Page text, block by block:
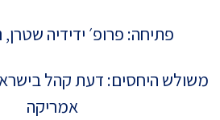
פתיחה: פרופ׳ ידידיה שטרן,
משולש היחסים: דעת קהל
אמריקה